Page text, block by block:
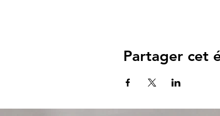
Partager cet